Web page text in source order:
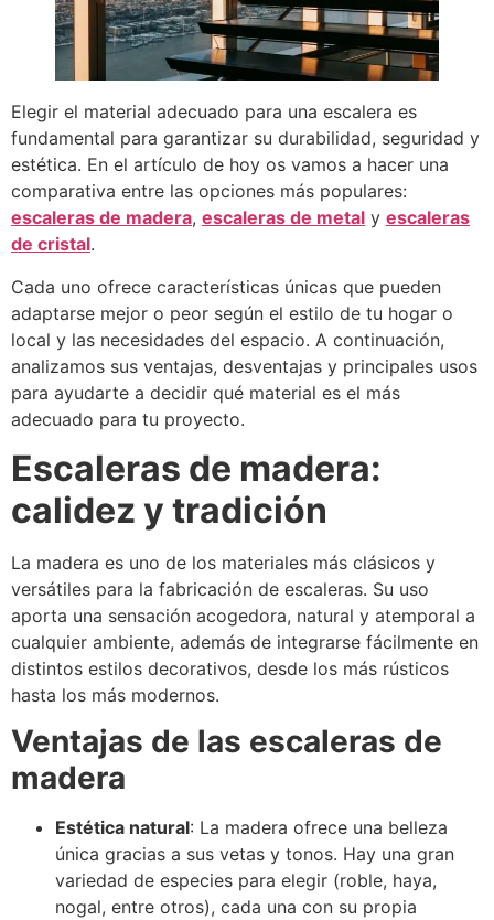
Elegir el material adecuado para una escalera es
fundamental para garantizar su durabilidad, seguridad y
estética. En el artículo de hoy os vamos a hacer una
comparativa entre las opciones más populares:
escaleras de madera, escaleras de metal y escaleras
de cristal.
Cada uno ofrece características únicas que pueden
adaptarse mejor o peor según el estilo de tu hogar o
local y las necesidades del espacio. A continuación,
analizamos sus ventajas, desventajas y principales usos
para ayudarte a decidir qué material es el más
adecuado para tu proyecto.
Escaleras de madera:
calidez y tradición
La madera es uno de los materiales más clásicos y
versátiles para la fabricación de escaleras. Su uso
aporta una sensación acogedora, natural y atemporal a
cualquier ambiente, además de integrarse fácilmente en
distintos estilos decorativos, desde los más rústicos
hasta los más modernos.
Ventajas de las escaleras de
madera
Estética natural: La madera ofrece una belleza
única gracias a sus vetas y tonos. Hay una gran
variedad de especies para elegir (roble, haya,
nogal, entre otros), cada una con su propia